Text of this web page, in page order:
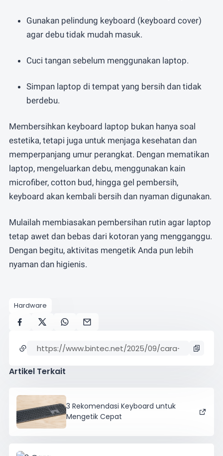
Gunakan pelindung keyboard (keyboard cover)
agar debu tidak mudah masuk.
Cuci tangan sebelum menggunakan laptop.
Simpan laptop di tempat yang bersih dan tidak
berdebu.
Membersihkan keyboard laptop bukan hanya soal
estetika, tetapi juga untuk menjaga kesehatan dan
memperpanjang umur perangkat. Dengan mematikan
laptop, mengeluarkan debu, menggunakan kain
microfiber, cotton bud, hingga gel pembersih,
keyboard akan kembali bersih dan nyaman digunakan.
Mulailah membiasakan pembersihan rutin agar laptop
tetap awet dan bebas dari kotoran yang mengganggu.
Dengan begitu, aktivitas mengetik Anda pun lebih
nyaman dan higienis.
Hardware
Artikel Terkait
3 Rekomendasi Keyboard untuk
Mengetik Cepat